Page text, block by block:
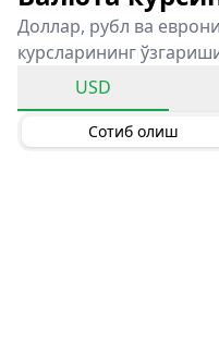
Доллар, рубл ва
курсларининг
USD
Сотиб олиш